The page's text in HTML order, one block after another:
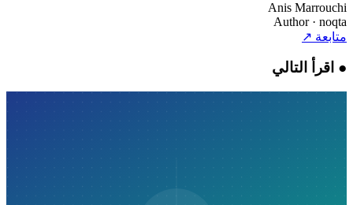
Anis Marrouchi
Author · noqta
متابعة↗
●اقرأ التالي